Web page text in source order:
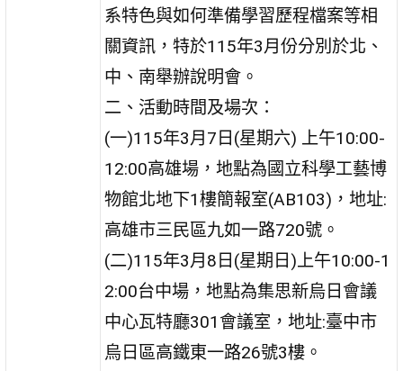
系特色與如何準備學習歷程檔案等相
關資訊，特於115年3月份分別於北、
中、南舉辦說明會。
二、活動時間及場次：
(一)115年3月7日(星期六) 上午10:00-
12:00高雄場，地點為國立科學工藝博
物館北地下1樓簡報室(AB103)，地址:
高雄市三民區九如一路720號。
(二)115年3月8日(星期日)上午10:00-1
2:00台中場，地點為集思新烏日會議
中心瓦特廳301會議室，地址:臺中市
烏日區高鐵東一路26號3樓。